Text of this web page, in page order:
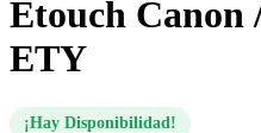
Etouch Canon
ETY
¡Hay Disponibilidad!